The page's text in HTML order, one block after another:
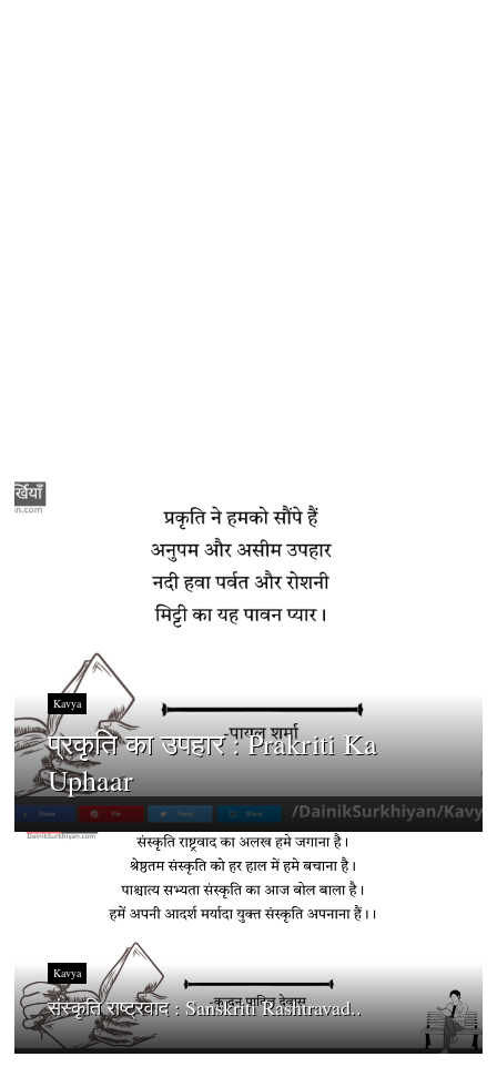
Kavya
प्रकृति का उपहार : Prakriti Ka
Uphaar
Kavya
संस्कृति राष्ट्रवाद : Sanskriti Rashtravad..